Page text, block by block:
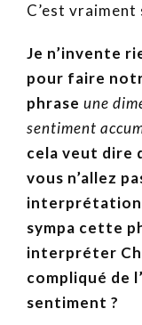
C’est vraiment
Je n’invente
pour faire
phrase une
sentiment
cela veut dire
vous n’allez
interprétation
sympa cette
interpréter
compliqué de
sentiment ?